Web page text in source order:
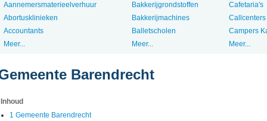
Aannemersmaterieelverhuur
Abortusklinieken
Accountants
Meer...
Bakkerijgrondstoffen
Bakkerijmachines
Balletscholen
Meer...
Cafetaria's
Callcenters
Campers
Meer...
Barendrecht
Inhoud
1 Gemeente Barendrecht